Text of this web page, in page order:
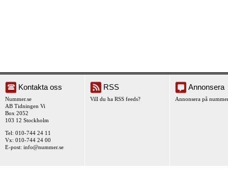
Kontakta oss
Nummer.se
AB Tidningen Vi
Box 2052
103 12 Stockholm
Tel: 010-744 24 11
Vx: 010-744 24 00
E-post: info@nummer.se
RSS
Vill du ha RSS feeds?
Annonsera
Annonsera på